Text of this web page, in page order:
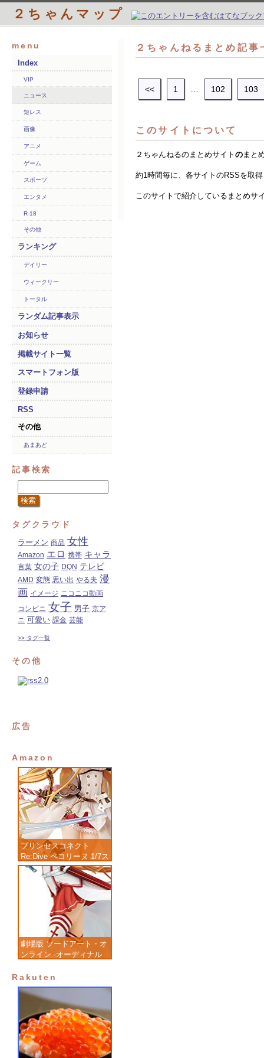
２ちゃんマップ
menu
Index
VIP
ニュース
短レス
画像
アニメ
ゲーム
スポーツ
エンタメ
R-18
その他
ランキング
デイリー
ウィークリー
トータル
ランダム記事表示
お知らせ
掲載サイト一覧
スマートフォン版
登録申請
RSS
その他
あまあど
記事検索
タグクラウド
ラーメン 商品 女性
Amazon エロ 携帯 キャラ
言葉 女の子 DQN テレビ
AMD 変態 思い出 やる夫 漫
画 イメージ ニコニコ動画
コンビニ 女子 男子 京ア
ニ 可愛い 課金 芸能
>> タグ一覧
その他
広告
Amazon
プリンセスコネクト
Re:Dive ペコリーヌ 1/7ス
ケール 塗装済み完成品フ
ィギュア
劇場版 ソードアート・オ
ンライン -オーディナル
成品フィギュア
Rakuten
２ちゃんねるまとめ記
<< 1 102 103
このサイトについて
２ちゃんねるのまとめサイト の まと
約1時間毎に、各サイトのRSSを取
このサイトで紹介しているまとめサ